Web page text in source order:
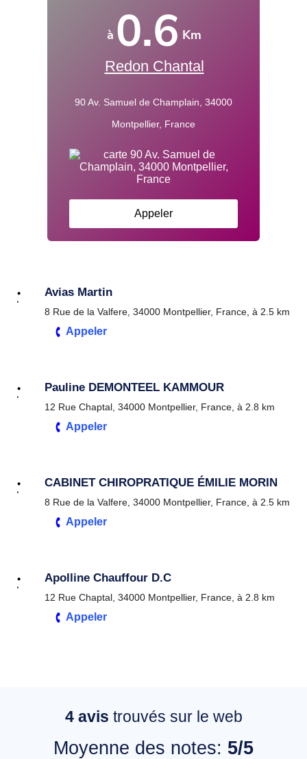
à 0.6 Km
Redon Chantal
90 Av. Samuel de Champlain, 34000
Montpellier, France
Appeler
Avias Martin
8 Rue de la Valfere, 34000 Montpellier, France, à 2.5 km
Appeler
Pauline DEMONTEEL KAMMOUR
12 Rue Chaptal, 34000 Montpellier, France, à 2.8 km
Appeler
CABINET CHIROPRATIQUE ÉMILIE MORIN
8 Rue de la Valfere, 34000 Montpellier, France, à 2.5 km
Appeler
Apolline Chauffour D.C
12 Rue Chaptal, 34000 Montpellier, France, à 2.8 km
Appeler
4 avis trouvés sur le web
Moyenne des notes: 5/5